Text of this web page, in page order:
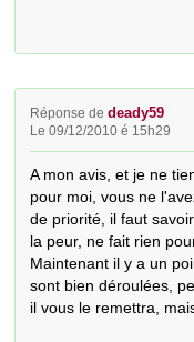
Réponse dedeady59
Le 09/12/2010 é 15h29
A mon avis, et je ne
pour moi, vous ne
de priorité, il faut
la peur, ne fait rien
Maintenant il y a un
sont bien déroulées,
il vous le remettra,